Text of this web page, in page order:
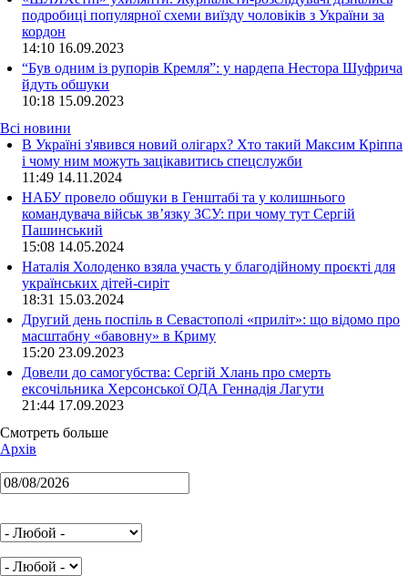
подробиці популярної схеми виїзду чоловіків з України за
кордон
14:10 16.09.2023
“Був одним із рупорів Кремля”: у нардепа Нестора Шуфрича
йдуть обшуки
10:18 15.09.2023
Всі новини
В Україні з'явився новий олігарх? Хто такий Максим Кріппа
і чому ним можуть зацікавитись спецслужби
11:49 14.11.2024
НАБУ провело обшуки в Генштабі та у колишнього
командувача військ зв’язку ЗСУ: при чому тут Сергій
Пашинський
15:08 14.05.2024
Наталія Холоденко взяла участь у благодійному проєкті для
українських дітей-сиріт
18:31 15.03.2024
Другий день поспіль в Севастополі «приліт»: що відомо про
масштабну «бавовну» в Криму
15:20 23.09.2023
Довели до самогубства: Сергій Хлань про смерть
ексочільника Херсонської ОДА Геннадія Лагути
21:44 17.09.2023
Смотреть больше
Архів